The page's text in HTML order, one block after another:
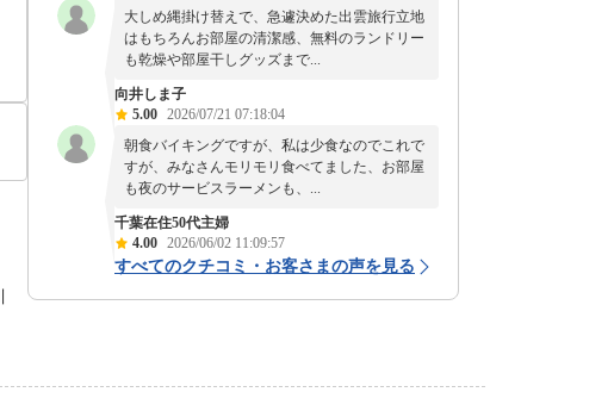
大しめ縄掛け替えで、急遽決めた出雲旅行立地
はもちろんお部屋の清潔感、無料のランドリー
も乾燥や部屋干しグッズまで...
向井しま子
5.00 2026/07/21 07:18:04
朝食バイキングですが、私は少食なのでこれで
すが、みなさんモリモリ食べてました、お部屋
も夜のサービスラーメンも、...
千葉在住50代主婦
4.00 2026/06/02 11:09:57
すべてのクチコミ・お客さまの声を見る